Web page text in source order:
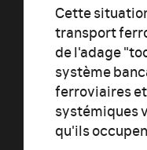
Cette
transport
de l'adage
système
ferroviaires
systémiques
qu'ils